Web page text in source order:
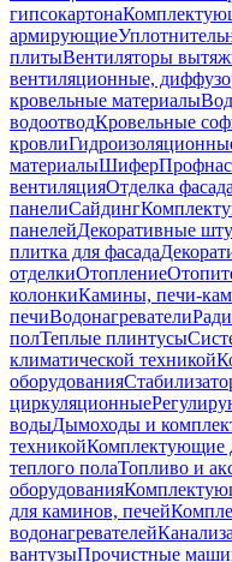
гипсокартона
армирующие
плитыВентиляторы
вентиляционные,
кровельные материалы
водоотводКровельные
кровли
материалыШифер
вентиляцияОтделка фасада
панелиСайдинг
панелейДекоративные
плитка для фасада
отделкиОтопление
колонкиКамины, печи-
печиВодонагреватели
полТеплые плинтусы
климатической техникой
оборудования
циркуляционные
водыДымоходы и
техникойКомплектующие
теплого полаТопливо и
оборудования
для каминов, печей
водонагревателей
вантузыПрочистные